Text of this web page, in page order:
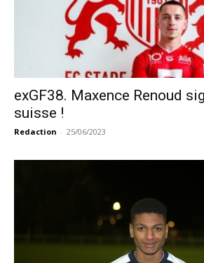
exGF38. Maxence Renoud
suisse !
Redaction - 25/06/2023